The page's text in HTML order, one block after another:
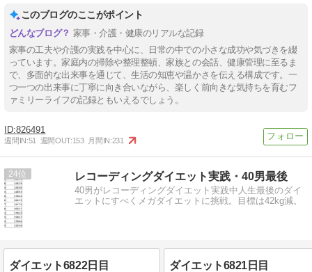
このブログのここがポイント
家事・介護・健康のリアルな記録
家事の工夫や介護の実践を中心に、日常の中での小さな成功や気づきを綴
っています。家庭内の掃除や整理整頓、家族との会話、健康管理に至るま
で、多面的な出来事を通じて、生活の知恵や温かさを伝える構成です。一
つ一つの出来事に丁寧に向き合いながら、楽しく前向きな気持ちを育むフ
ァミリーライフの記録ともいえるでしょう。
826491
週間IN:51 週間OUT:153 月間IN:231
24 レコーディングダイエット実践・40男最後
40男がレコーディングダイエット実践中人生最後のダイ
エットにすべくメガダイエットに挑戦。目標は42kg減。
ダイエット6822日目 ダイエット6821日目